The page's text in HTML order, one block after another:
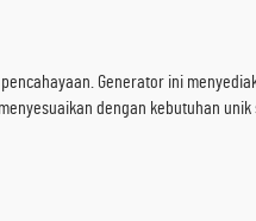
Generator ini
dengan kebutuhan